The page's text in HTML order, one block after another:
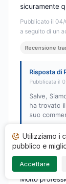
Pubblicato il
a seguito di un
sicuramente
Recensione
Risposta di
Pubblicata il
Salve,
ha trovato
suo
A
Nota: 5
Molto
Utilizziamo i
pubblico e
Accettare